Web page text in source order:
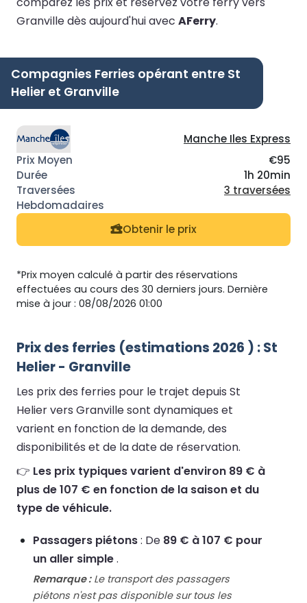
Granville dès aujourd'hui avec AFerry.
Compagnies Ferries opérant entre St
Helier et Granville
Manche Iles Express
€95
1h 20min
3 traversées
Obtenir le prix
*Prix moyen calculé à partir des réservations
effectuées au cours des 30 derniers jours. Dernière
mise à jour : 08/08/2026 01:00
Prix des ferries (estimations 2026 ) : St
Helier - Granville
Les prix des ferries pour le trajet depuis St
Helier vers Granville sont dynamiques et
varient en fonction de la demande, des
disponibilités et de la date de réservation.
👉 Les prix typiques varient d'environ 89 € à
plus de 107 € en fonction de la saison et du
type de véhicule.
Passagers piétons: De 89 € à 107 € pour
un aller simple.
Remarque :Le transport des passagers
piétons n'est pas disponible sur tous les